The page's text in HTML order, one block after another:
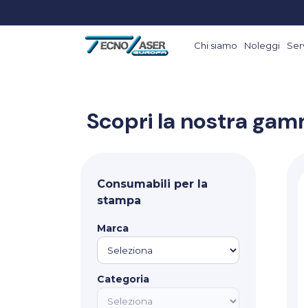
Chi siamo Noleggi
Scopri la nostra
Consumabili per la
stampa
Marca
Categoria